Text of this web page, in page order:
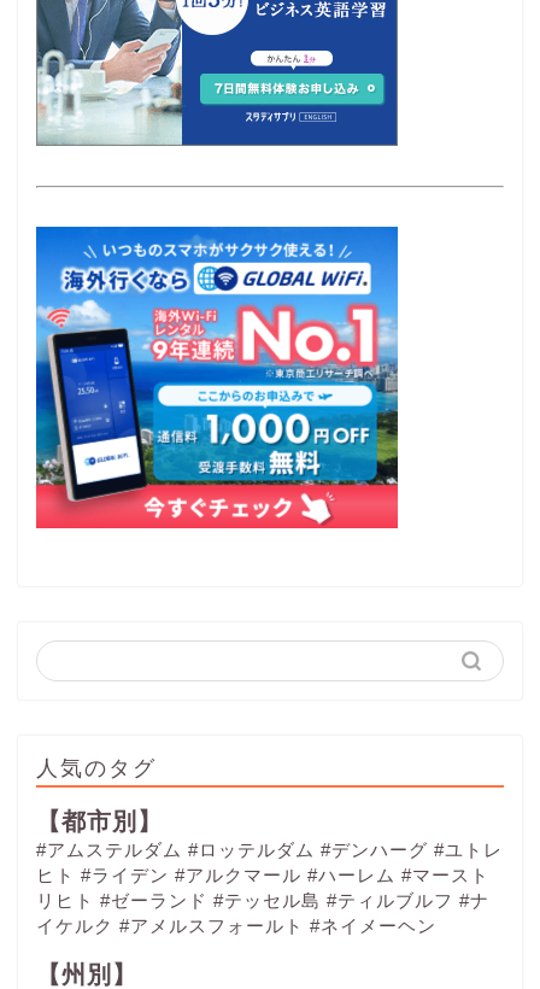
人気のタグ
【都市別】
#アムステルダム #ロッテルダム #デンハーグ #ユトレ
ヒト #ライデン #アルクマール #ハーレム #マースト
リヒト #ゼーランド #テッセル島 #ティルブルフ #ナ
イケルク #アメルスフォールト #ネイメーヘン
【州別】